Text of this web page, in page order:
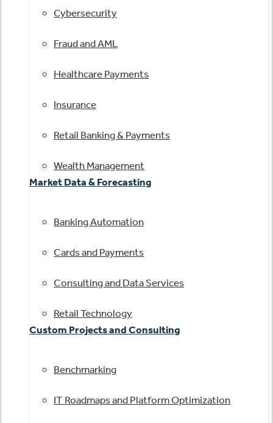
Cybersecurity
Fraud and AML
Healthcare Payments
Insurance
Retail Banking & Payments
Wealth Management
Market Data & Forecasting
Banking Automation
Cards and Payments
Consulting and Data Services
Retail Technology
Custom Projects and Consulting
Benchmarking
IT Roadmaps and Platform Optimization